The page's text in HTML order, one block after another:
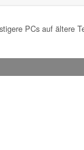
PCs auf ältere